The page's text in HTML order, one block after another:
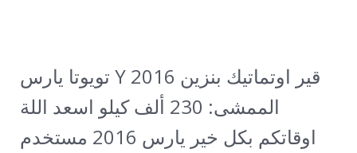
تويوتا يارس Y 2016 قير اوتماتيك بنزين
الممشى: 230 ألف كيلو
اسعد اللة
اوقاتكم بكل خير يارس 2016 مستخدم